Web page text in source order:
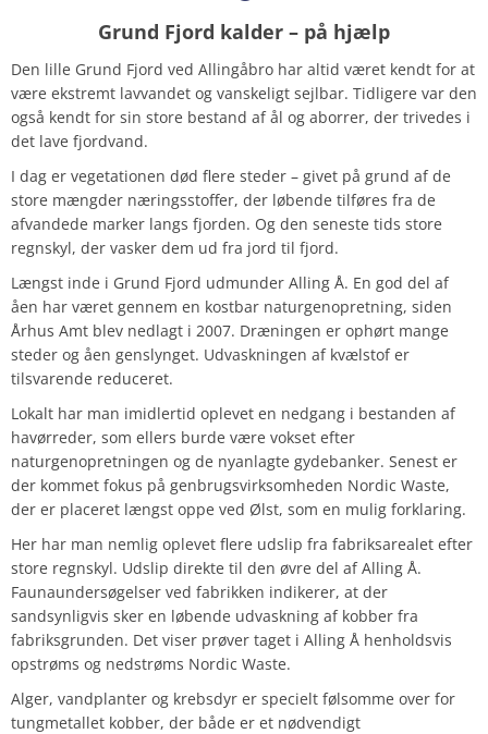
Grund Fjord kalder – på hjælp
Den lille Grund Fjord ved Allingåbro har altid været kendt for at
være ekstremt lavvandet og vanskeligt sejlbar. Tidligere var den
også kendt for sin store bestand af ål og aborrer, der trivedes i
det lave fjordvand.
I dag er vegetationen død flere steder – givet på grund af de
store mængder næringsstoffer, der løbende tilføres fra de
afvandede marker langs fjorden. Og den seneste tids store
regnskyl, der vasker dem ud fra jord til fjord.
Længst inde i Grund Fjord udmunder Alling Å. En god del af
åen har været gennem en kostbar naturgenopretning, siden
Århus Amt blev nedlagt i 2007. Dræningen er ophørt mange
steder og åen genslynget. Udvaskningen af kvælstof er
tilsvarende reduceret.
Lokalt har man imidlertid oplevet en nedgang i bestanden af
havørreder, som ellers burde være vokset efter
naturgenopretningen og de nyanlagte gydebanker. Senest er
der kommet fokus på genbrugsvirksomheden Nordic Waste,
der er placeret længst oppe ved Ølst, som en mulig forklaring.
Her har man nemlig oplevet flere udslip fra fabriksarealet efter
store regnskyl. Udslip direkte til den øvre del af Alling Å.
Faunaundersøgelser ved fabrikken indikerer, at der
sandsynligvis sker en løbende udvaskning af kobber fra
fabriksgrunden. Det viser prøver taget i Alling Å henholdsvis
opstrøms og nedstrøms Nordic Waste.
Alger, vandplanter og krebsdyr er specielt følsomme over for
tungmetallet kobber, der både er et nødvendigt